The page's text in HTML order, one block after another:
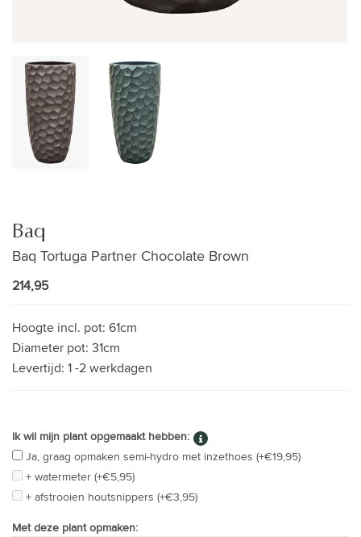
Baq
Baq Tortuga Partner Chocolate Brown
214,95
Hoogte incl. pot: 61cm
Diameter pot: 31cm
Levertijd: 1 -2 werkdagen
Ik wil mijn plant opgemaakt hebben:
Ja, graag opmaken semi-hydro met inzethoes (+€19,95)
+ watermeter (+€5,95)
+ afstrooien houtsnippers (+€3,95)
Met deze plant opmaken: